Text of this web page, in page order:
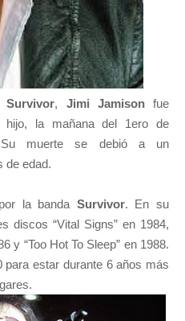
Survivor, Jimi Jamisonfue
la mañana del 1ero de
muerte se debió a un
de edad.
la banda Survivor. En su
discos “Vital Signs” en 1984,
y “Too Hot To Sleep” en 1988.
para estar durante 6 años más